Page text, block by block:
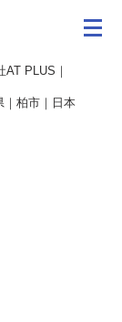
PLUS｜
｜柏市｜日本